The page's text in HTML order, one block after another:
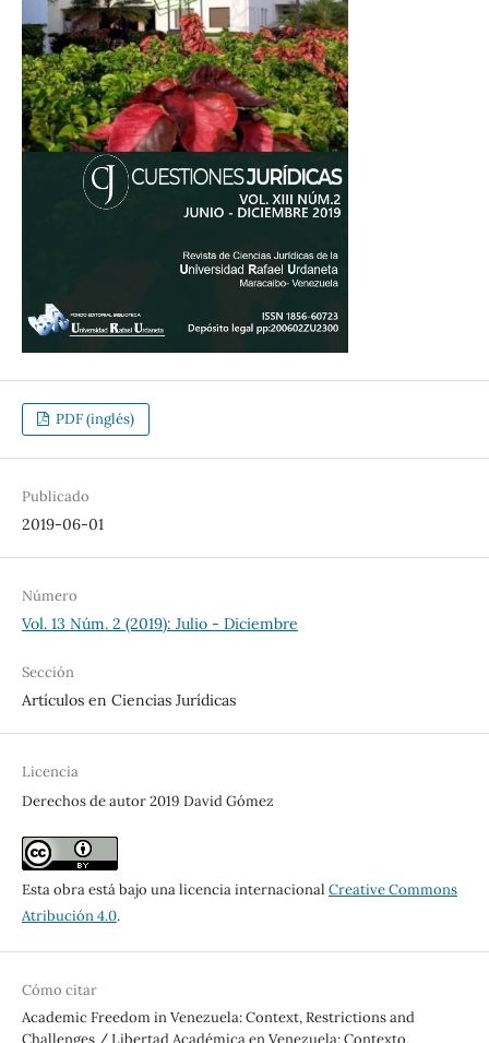
PDF (inglés)
Publicado
2019-06-01
Número
Vol. 13 Núm. 2 (2019): Julio - Diciembre
Sección
Artículos en Ciencias Jurídicas
Licencia
Derechos de autor 2019 David Gómez
Esta obra está bajo una licencia internacional Creative Commons
Atribución 4.0.
Cómo citar
Academic Freedom in Venezuela: Context, Restrictions and
Challenges / Libertad Académica en Venezuela: Contexto,